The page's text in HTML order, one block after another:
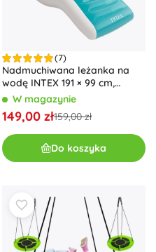
(7)
Nadmuchiwana leżanka na
wodę INTEX 191 × 99 cm,
turkusowa
W magazynie
149,00 zł159,00 zł
Do koszyka